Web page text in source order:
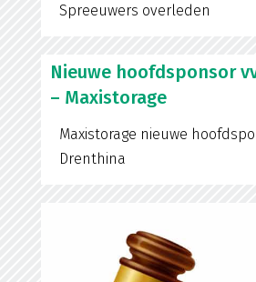
Spreeuwers overleden
Nieuwe hoofdsponsor
– Maxistorage
Maxistorage nieuwe
Drenthina